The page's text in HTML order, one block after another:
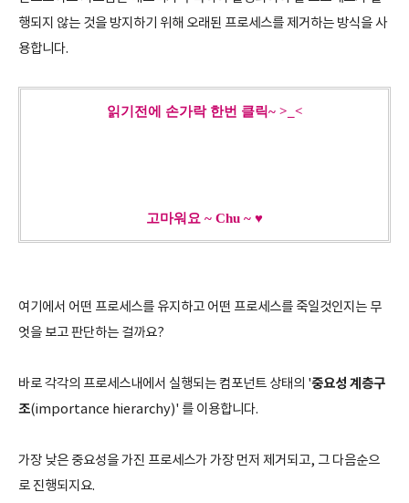
행되지 않는 것을 방지하기 위해 오래된 프로세스를 제거하는 방식을 사
용합니다.
읽기전에 손가락 한번 클릭~ >_<
고마워요 ~ Chu ~ ♥
여기에서 어떤 프로세스를 유지하고 어떤 프로세스를 죽일것인지는 무
엇을 보고 판단하는 걸까요?
바로 각각의 프로세스내에서 실행되는 컴포넌트 상태의 '중요성 계층구
조(importance hierarchy)' 를 이용합니다.
가장 낮은 중요성을 가진 프로세스가 가장 먼저 제거되고, 그 다음순으
로 진행되지요.